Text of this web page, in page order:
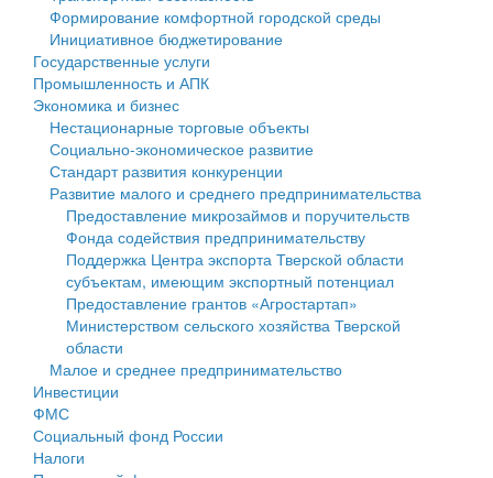
Государственные услуги
Промышленность и АПК
Экономика и бизнес
Символика
Устав
Гостям округа
Туризм
Культура
Образование
Здравоохранение
Социальная защита
Фотоальбом
муниципального округа Тверской области
Администрация Кашинского муниципального округа
Тверской области
Управление сельскими территориями
Открытые данные
Работа с обращениями граждан
Муниципальный контроль
Муниципальные услуги
Проекты административных регламентов
Антимонопольный комплаенс
Противодействие коррупции
Финансовое управление
Бюджет для граждан
Имущество
Выявление правообладателей ранее учтенных
объектов недвижимости
Имущественная поддержка субъектов малого и
среднего предпринимательства
Информационная поддержка субъектов малого и
среднего предпринимательства
Муниципальные программы
Контрольно-счетная палата
Формирование комфортной городской среды
Инициативное бюджетирование
Государственные услуги
Промышленность и АПК
Экономика и бизнес
Нестационарные торговые объекты
Социально-экономическое развитие
Стандарт развития конкуренции
Развитие малого и среднего предпринимательства
Предоставление микрозаймов и поручительств
Фонда содействия предпринимательству
Поддержка Центра экспорта Тверской области
субъектам, имеющим экспортный потенциал
Предоставление грантов «Агростартап»
Министерством сельского хозяйства Тверской
области
Малое и среднее предпринимательство
Инвестиции
ФМС
Социальный фонд России
Налоги